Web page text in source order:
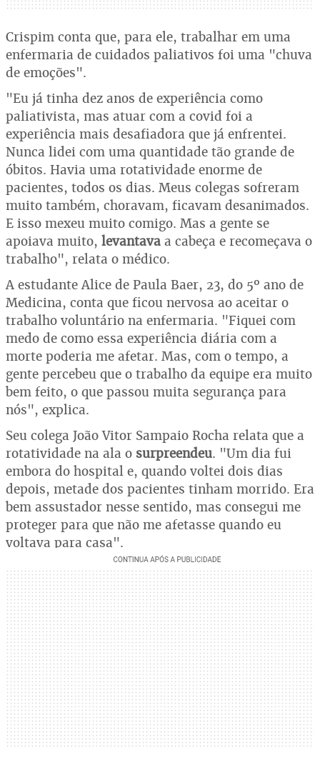
Crispim conta que, para ele, trabalhar em uma
enfermaria de cuidados paliativos foi uma "chuva
de emoções".
"Eu já tinha dez anos de experiência como
paliativista, mas atuar com a covid foi a
experiência mais desafiadora que já enfrentei.
Nunca lidei com uma quantidade tão grande de
óbitos. Havia uma rotatividade enorme de
pacientes, todos os dias. Meus colegas sofreram
muito também, choravam, ficavam desanimados.
E isso mexeu muito comigo. Mas a gente se
apoiava muito, levantava a cabeça e recomeçava o
trabalho", relata o médico.
A estudante Alice de Paula Baer, 23, do 5º ano de
Medicina, conta que ficou nervosa ao aceitar o
trabalho voluntário na enfermaria. "Fiquei com
medo de como essa experiência diária com a
morte poderia me afetar. Mas, com o tempo, a
gente percebeu que o trabalho da equipe era muito
bem feito, o que passou muita segurança para
nós", explica.
Seu colega João Vitor Sampaio Rocha relata que a
rotatividade na ala o surpreendeu. "Um dia fui
embora do hospital e, quando voltei dois dias
depois, metade dos pacientes tinham morrido. Era
bem assustador nesse sentido, mas consegui me
proteger para que não me afetasse quando eu
voltava para casa".